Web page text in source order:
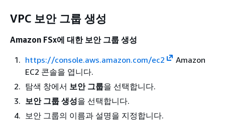
VPC 보안 그룹 생성
Amazon FSx에 대한 보안 그룹 생성
https://console.aws.amazon.com/ec2
Amazon
EC2 콘솔을 엽니다.
탐색 창에서 보안 그룹을 선택합니다.
보안 그룹 생성을 선택합니다.
보안 그룹의 이름과 설명을 지정합니다.